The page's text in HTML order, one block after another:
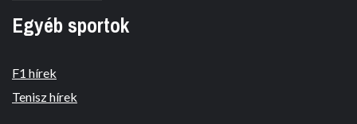
Egyéb sportok
F1 hírek
Tenisz hírek